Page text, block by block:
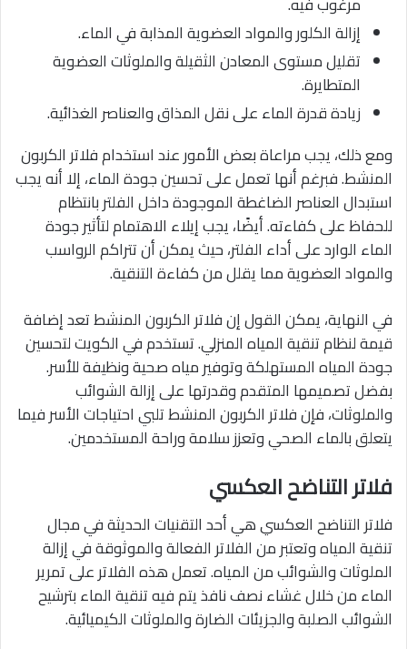
إزالة الكلور والمواد العضوية المذابة في الماء.
تقليل مستوى المعادن الثقيلة والملوثات العضوية
المتطايرة.
زيادة قدرة الماء على نقل المذاق والعناصر الغذائية.
ومع ذلك، يجب مراعاة بعض الأمور عند استخدام فلاتر الكربون
المنشط. فبرغم أنها تعمل على تحسين جودة الماء، إلا أنه يجب
استبدال العناصر الضاغطة الموجودة داخل الفلتر بانتظام
للحفاظ على كفاءته. أيضًا، يجب إيلاء الاهتمام لتأثير جودة
الماء الوارد على أداء الفلتر، حيث يمكن أن تتراكم الرواسب
والمواد العضوية مما يقلل من كفاءة التنقية.
في النهاية، يمكن القول إن فلاتر الكربون المنشط تعد إضافة
قيمة لنظام تنقية المياه المنزلي. تستخدم في الكويت لتحسين
جودة المياه المستهلكة وتوفير مياه صحية ونظيفة للأسر.
بفضل تصميمها المتقدم وقدرتها على إزالة الشوائب
والملوثات، فإن فلاتر الكربون المنشط تلبي احتياجات الأسر فيما
يتعلق بالماء الصحي وتعزز سلامة وراحة المستخدمين.
فلاتر التناضح العكسي
فلاتر التناضح العكسي هي أحد التقنيات الحديثة في مجال
تنقية المياه وتعتبر من الفلاتر الفعالة والموثوقة في إزالة
الملوثات والشوائب من المياه. تعمل هذه الفلاتر على تمرير
الماء من خلال غشاء نصف نافذ يتم فيه تنقية الماء بترشيح
الشوائب الصلبة والجزيئات الضارة والملوثات الكيميائية.